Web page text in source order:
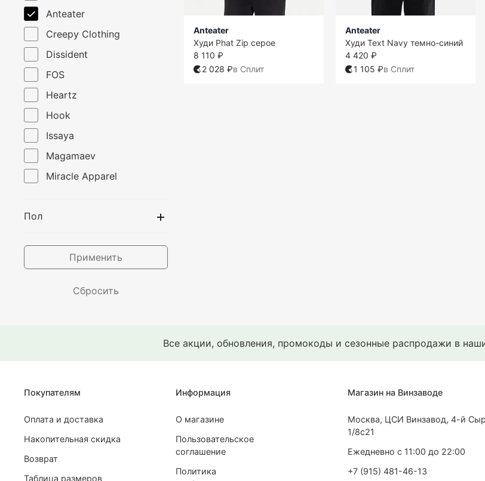
Anteater
Creepy Clothing
Dissident
FOS
Heartz
Hook
Issaya
Magamaev
Miracle Apparel
Postaments
Une Petite Emeute
Пол
Применить
Сбросить
Anteater
Худи Phat Zip серое
8 110 ₽
2 028 ₽в Сплит
Anteater
Худи Text Navy темно-синий
4 420 ₽
1 105 ₽в Сплит
Все акции, обновления, промокоды и сезонные распродажи в
Покупателям
Оплата и доставка
Накопительная скидка
Возврат
Таблица размеров
Информация
О магазине
Пользовательское
соглашение
Политика
Магазин на Винзаводе
Москва, ЦСИ Винзавод, 4-й
1/8с21
Ежедневно с 11:00 до 22:00
+7 (915) 481-46-13